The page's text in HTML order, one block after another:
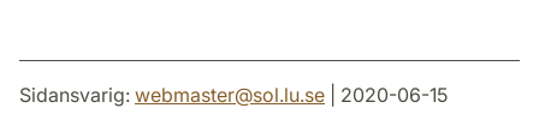
Sidansvarig: webmaster@sol.lu.se | 2020-06-15